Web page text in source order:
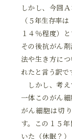
しかし、今回
（５年生存率は
１４％程度）
その後抗がん
法や生き方に
れたと言う訳で
しかし、考え
一体このがん
がん細胞は切
す。この１５
いた（休眠？